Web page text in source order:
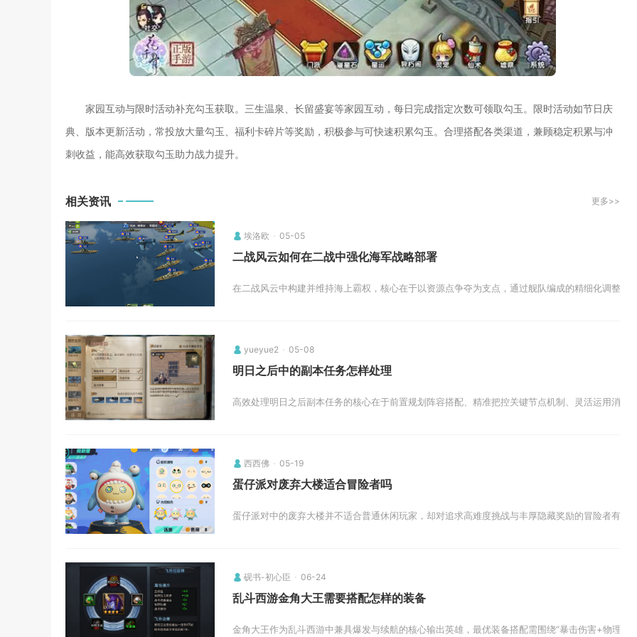
家园互动与限时活动补充勾玉获取。三生温泉、长留盛宴等家园互动，每日完成指定次数可领取勾玉。限时活动如节日庆
典、版本更新活动，常投放大量勾玉、福利卡碎片等奖励，积极参与可快速积累勾玉。合理搭配各类渠道，兼顾稳定积累与冲
刺收益，能高效获取勾玉助力战力提升。
相关资讯 更多>>
埃洛欧 05-05
二战风云如何在二战中强化海军战略部署
在二战风云中构建并维持海上霸权，核心在于以资源点争夺为支点，通过舰队编成的精细化调整与
yueyue2 05-08
明日之后中的副本任务怎样处理
高效处理明日之后副本任务的核心在于前置规划阵容搭配、精准把控关键节点机制、灵活运用消耗
西西佛 05-19
蛋仔派对废弃大楼适合冒险者吗
蛋仔派对中的废弃大楼并不适合普通休闲玩家，却对追求高难度挑战与丰厚隐藏奖励的冒险者有着
砚书-初心臣 06-24
乱斗西游金角大王需要搭配怎样的装备
金角大王作为乱斗西游中兼具爆发与续航的核心输出英雄，最优装备搭配需围绕“暴击伤害+物理穿